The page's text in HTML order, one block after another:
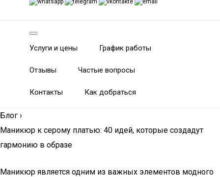
Услуги и цены График работы
Отзывы Частые вопросы
Контакты Как добраться
Блог ›
Маникюр к серому платью: 40 идей, которые создадут
гармонию в образе
Маникюр является одним из важных элементов модного